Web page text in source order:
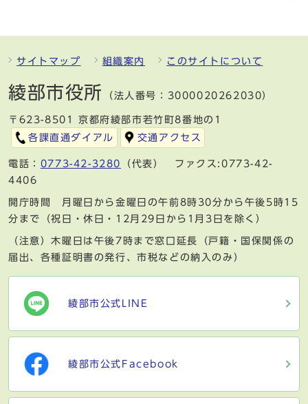
サイトマップ 組織案内 このサイトについて
綾部市役所 （法人番号：3000020262030）
〒623-8501 京都府綾部市若竹町8番地の1
各課直通ダイアル
交通アクセス
電話： 0773-42-3280
（代表） ファクス:0773-42-
4406
開庁時間 月曜日から金曜日の午前8時30分から午後5時15
分まで（祝日・休日・12月29日から1月3日を除く）
（注意）木曜日は午後7時まで窓口延長（戸籍・国保関係の
届出、各種証明書の発行、市税などの納入のみ）
綾部市公式LINE
綾部市公式Facebook